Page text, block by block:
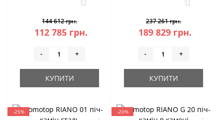
144 612 грн.
112 785 грн.
- +
КУПИТИ
237 261 грн.
189 829 грн.
- +
КУПИТИ
-25%
-20%